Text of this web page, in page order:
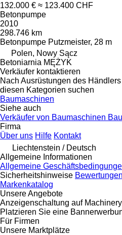
132.000 € ≈ 123.400 CHF
Betonpumpe
2010
298.746 km
Betonpumpe Putzmeister, 28 m
Polen, Nowy Sącz
Betoniarnia MĘŻYK
Verkäufer kontaktieren
Nach Ausrüstungen des
diesen Kategorien suchen
Baumaschinen
Siehe auch
Verkäufer von Baumaschinen
Firma
Über uns Hilfe Kontakt
Liechtenstein / Deutsch
Allgemeine Informationen
Allgemeine
Sicherheitshinweise
Markenkatalog
Unsere Angebote
Anzeigenschaltung auf
Platzieren Sie eine
Für Firmen
Unsere Marktplätze